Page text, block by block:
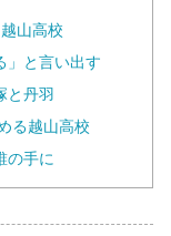
山高校
」と言い出す
と丹羽
る越山高校
の手に